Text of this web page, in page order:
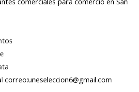
correo:uneseleccion6@gmail.com